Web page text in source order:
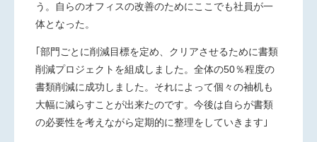
う。自らのオフィスの改善のためにここでも社員が一
体となった。
｢部門ごとに削減目標を定め、クリアさせるために書類
削減プロジェクトを組成しました。全体の50％程度の
書類削減に成功しました。それによって個々の袖机も
大幅に減らすことが出来たのです。今後は自らが書類
の必要性を考えながら定期的に整理をしていきます｣